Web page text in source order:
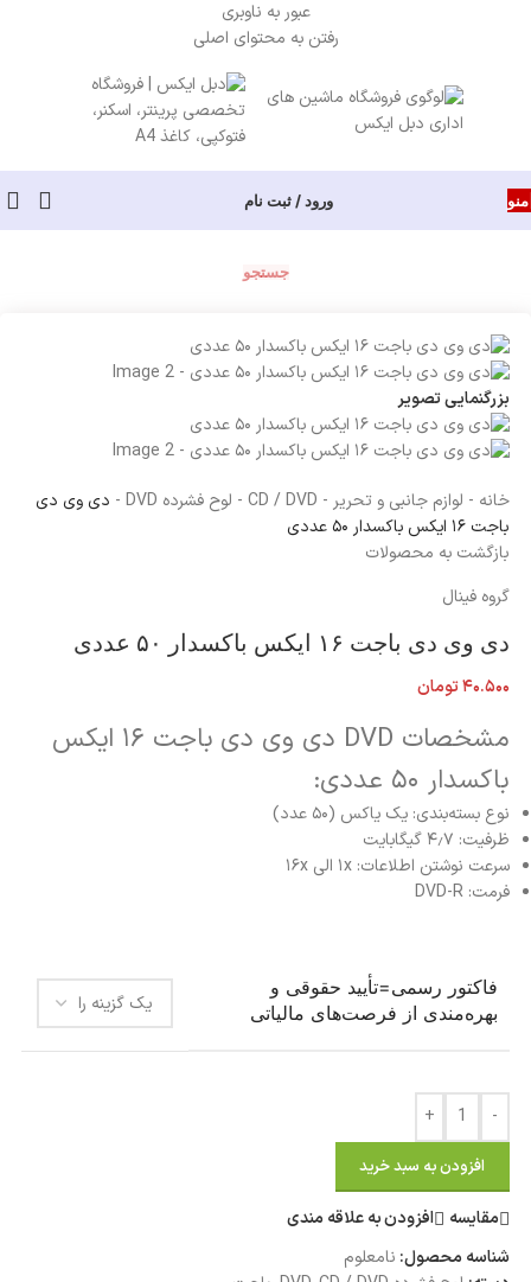
عبور به ناوبری
رفتن به محتوای اصلی
منو ورود / ثبت نام
جستجو
بزرگنمایی تصویر
خانه - لوازم جانبی و تحریر -
CD / DVD
- لوح فشرده DVD - دی وی دی
باجت ۱۶ ایکس باکسدار ۵۰ عددی
بازگشت به محصولات
گروه فینال
دی وی دی باجت ۱۶ ایکس باکسدار ۵۰ عددی
۴۰.۵۰۰تومان
مشخصات DVD دی وی دی باجت ۱۶ ایکس
باکسدار ۵۰ عددی:
نوع بسته‌بندی: یک یاکس (۵۰ عدد)
ظرفیت: ۴٫۷ گیگابایت
سرعت نوشتن اطلاعات: ۱x الی ۱۶x
فرمت: DVD-R
فاکتور رسمی=تأیید حقوقی و
بهره‌مندی از فرصت‌های مالیاتی
-
+
افزودن به سبد خرید
مقایسه
افزودن به علاقه مندی
شناسه محصول: نامعلوم